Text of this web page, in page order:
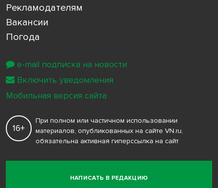
Рекламодателям
Вакансии
Погода
НАПИСАТЬ В РЕДАКЦИЮ
16+
При полном или частичном использовании
материалов, опубликованных на сайте VN.ru,
обязательна активная гиперссылка на сайт
e-mail подписка на новости
Включить уведомления
Мобильная версия сайта